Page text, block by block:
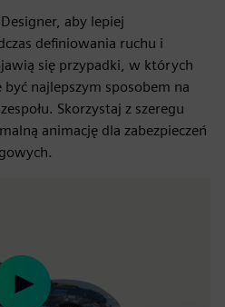
aby lepiej
definiowania ruchu i
się przypadki, w których
najlepszym sposobem na
Skorzystaj z szeregu
animację dla zabezpieczeń
Play